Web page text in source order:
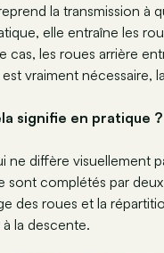
la transmission
elle entraîne les
cas, les roues arrière
est vraiment
signifie en pratique ?
ne diffère visuellement
sont complétés par
des roues et la
la descente.